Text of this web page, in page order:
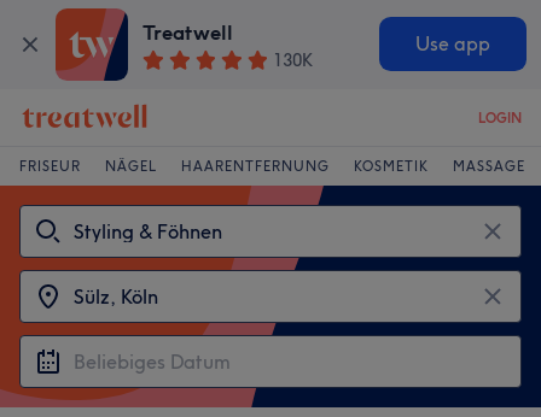
Treatwell
130K
Use app
LOGIN
FRISEUR NÄGEL HAARENTFERNUNG KOSMETIK MASSAGE